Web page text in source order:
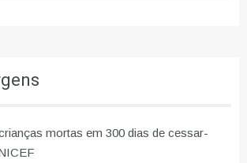
mortas em 300 dias de cessar-